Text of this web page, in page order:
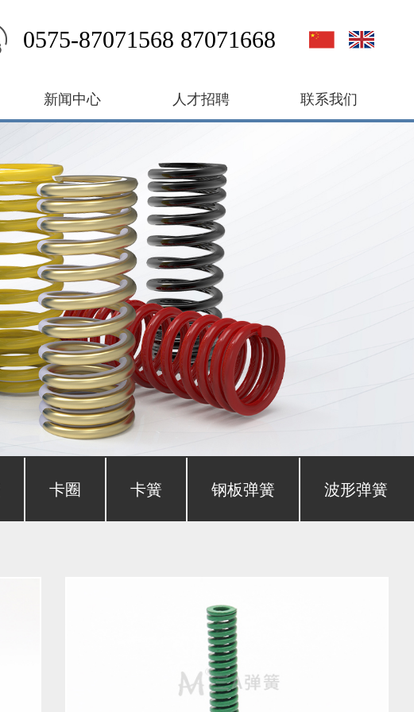
0575-87071568 87071668
新闻中心 人才招聘 联系我们
卡圈 卡簧 钢板弹簧 波形弹簧